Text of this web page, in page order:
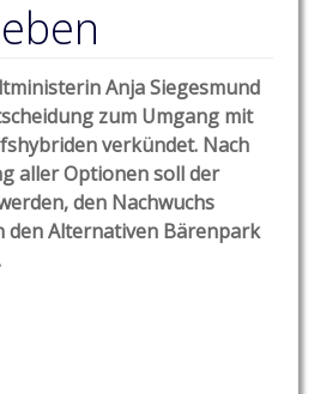
Anja Siegesmund
zum Umgang mit
verkündet. Nach
aller Optionen soll der
den Nachwuchs
den Alternativen Bärenpark